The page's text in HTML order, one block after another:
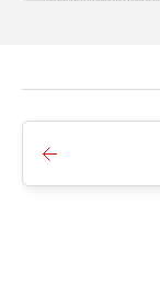
■Ver.1.5.0.0